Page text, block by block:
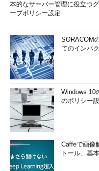
本的なサーバー管理に役立つ
ープポリシー設定
SORACOM
てのインパ
Windows 10
のポリシー
Caffeで画像
トール、基